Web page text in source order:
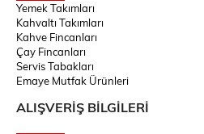
Yemek Takımları
Kahvaltı Takımları
Kahve Fincanları
Çay Fincanları
Servis Tabakları
Emaye Mutfak Ürünleri
ALIŞVERİŞ BİLGİLERİ